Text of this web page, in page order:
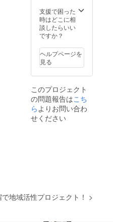
お部屋
の概
要・和
室 ・布
数：2名
様分 ・
食事の
サービ
ン：料
理教室
を伴う
夕食付
き ・1
泊可能
■利用時
方法 ご
時
チェッ
クイン
後、16
教室ス
タート
18時〜
お食事
しみ下
さい。
翌日10
時
チェッ
団の
数：8名
事の
な工程
をシェ
アさせ
ていた
す。 そ
の時の
旬の食
材を使
で、メ
ニュー
内容は
日程が
決定し
2日
（利用
間：15
支援で困った
時はどこに相
談したらいい
ですか？
ヘルプページを
見る
このプロジェクト
の問題報告はこち
らよりお問い合わ
せください
地域活性プロジェクト！ >